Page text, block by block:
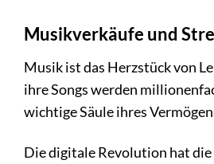
Musikverkäufe und
Musik ist das Herzstück von
ihre Songs werden
wichtige Säule ihres
Die digitale Revolution hat